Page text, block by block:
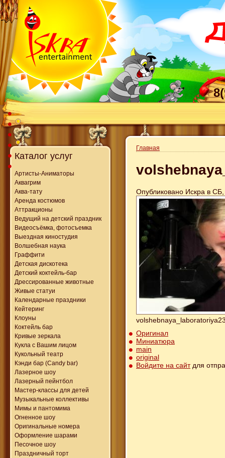
Каталог услуг
Артисты-Аниматоры
Аквагрим
Аква-тату
Аренда костюмов
Аттракционы
Ведущий на детский праздник
Видеосъёмка, фотосъемка
Выездная киностудия
Волшебная наука
Граффити
Детская дискотека
Детский коктейль-бар
Дрессированные животные
Живые статуи
Календарные праздники
Кейтеринг
Клоуны
Коктейль бар
Кривые зеркала
Кукла с Вашим лицом
Кукольный театр
Кэнди бар (Candy bar)
Лазерное шоу
Лазерный пейнтбол
Мастер-классы для детей
Музыкальные коллективы
Мимы и пантомима
Огненное шоу
Оригинальные номера
Оформление шарами
Песочное шоу
Праздничный торт
Главная
Опубликовано Искра в
Оригинал
Миниатюра
main
original
Войдите на сайтдля